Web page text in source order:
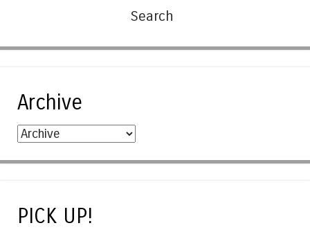
Archive
PICK UP!